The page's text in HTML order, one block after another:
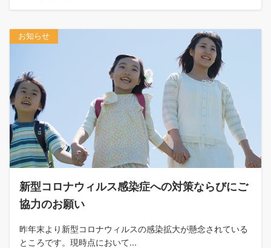
お知らせ
新型コロナウィルス感染症への対策ならびにご
協力のお願い
昨年末より新型コロナウィルスの感染拡大が懸念されている
ところです。現時点において...